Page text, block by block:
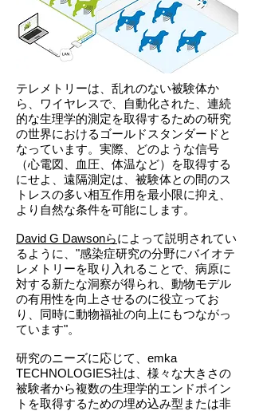
テレメトリーは、乱れのない被験体か
ら、ワイヤレスで、自動化された、連続
的な生理学的測定を取得するための研究
の世界におけるゴールドスタンダードと
なっています。実際、どのような信号
（心電図、血圧、体温など）を取得する
にせよ、遠隔測定は、被験体との間のス
トレスの多い相互作用を最小限に抑え、
より自然な条件を可能にします。
David G Dawsonらによって説明されてい
るように、"感染症研究の分野にバイオテ
レメトリーを取り入れることで、病原に
対する新たな洞察が得られ、動物モデル
の有用性を向上させるのに役立ってお
り、同時に動物福祉の向上にもつながっ
ています"。
研究のニーズに応じて、emka
TECHNOLOGIES社は、様々な大きさの
被験者から複数の生理学的エンドポイン
トを取得するための埋め込み型または非